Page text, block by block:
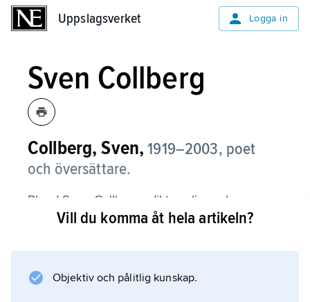
Uppslagsverket Logga in
Sven Collberg
Collberg, Sven, 1919–2003, poet
och översättare.
Bland Sven Collbergs diktsamlingar kan
nämnas
Kvällen före Filippi
Vill du komma åt hela artikeln?
Objektiv och pålitlig kunskap.